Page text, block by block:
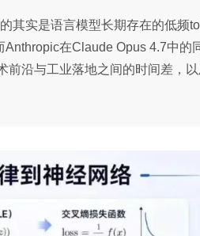
其实是语言模型长期存在的低频
在Claude Opus 4.7中的
沿与工业落地之间的时间差，以